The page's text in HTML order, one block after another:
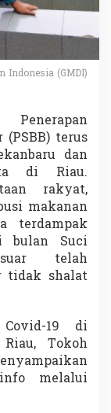
Indonesia (GMDI)
Penerapan
(PSBB) terus
dan
di Riau.
rakyat,
makanan
terdampak
bulan Suci
telah
tidak shalat
19 di
Tokoh
melalui